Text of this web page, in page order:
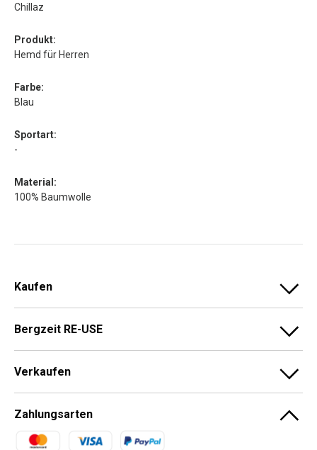
Chillaz
Produkt:
Hemd für Herren
Farbe:
Blau
Sportart:
-
Material:
100% Baumwolle
Kaufen
Bergzeit RE-USE
Verkaufen
Zahlungsarten
Zahlungsmethoden